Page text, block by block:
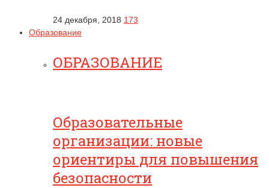
24 декабря, 2018 173
Образование
ОБРАЗОВАНИЕ
Образовательные
организации: новые
ориентиры для повышения
безопасности